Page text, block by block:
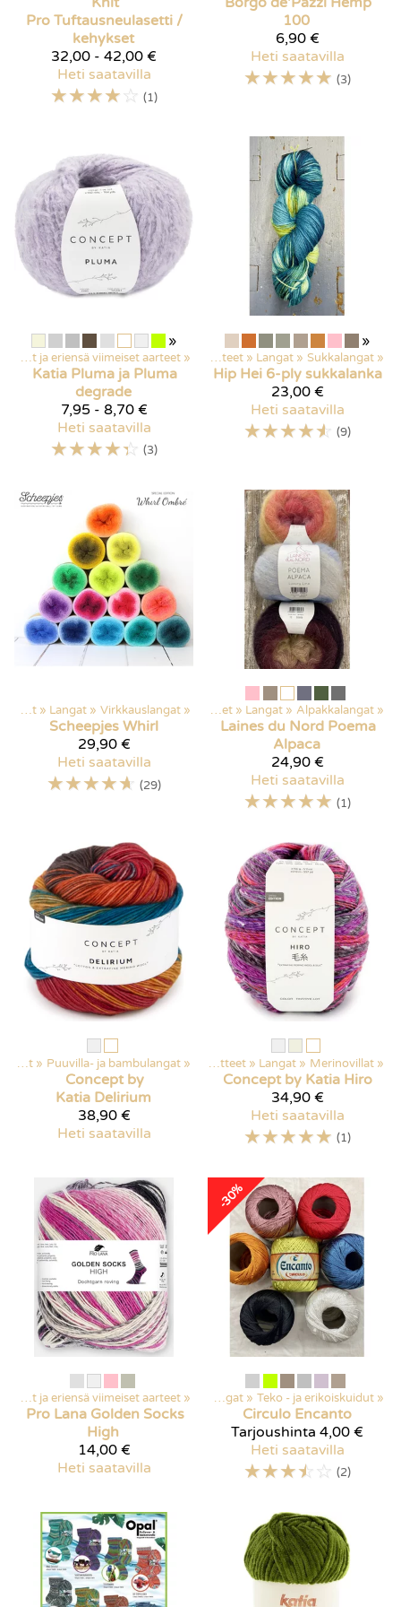
Pro Tuftausneulasetti /
kehykset
32,00 - 42,00 €
Heti saatavilla
☆☆☆☆☆ (1)
100
6,90 €
Heti saatavilla
☆☆☆☆☆ (3)
»
Poistuvat ja eriensä viimeiset aarteet ‪»
Katia Pluma ja Pluma
degrade
7,95 - 8,70 €
Heti saatavilla
☆☆☆☆☆ (3)
»
Kaikki tuotteet ‪» Langat ‪» Sukkalangat ‪»
Hip Hei 6-ply sukkalanka
23,00 €
Heti saatavilla
☆☆☆☆☆ (9)
Kaikki tuotteet ‪» Langat ‪» Virkkauslangat ‪»
Scheepjes Whirl
29,90 €
Heti saatavilla
☆☆☆☆☆ (29)
Kaikki tuotteet ‪» Langat ‪» Alpakkalangat ‪»
Laines du Nord Poema
Alpaca
24,90 €
Heti saatavilla
☆☆☆☆☆ (1)
Langat ‪» Puuvilla- ja bambulangat ‪»
Concept by
Katia Delirium
38,90 €
Heti saatavilla
Kaikki tuotteet ‪» Langat ‪» Merinovillat ‪»
Concept by Katia Hiro
34,90 €
Heti saatavilla
☆☆☆☆☆ (1)
Poistuvat ja eriensä viimeiset aarteet ‪»
Pro Lana Golden Socks
High
14,00 €
Heti saatavilla
-30%
Kaikki tuotteet Langat ‪» Teko - ja erikoiskuidut ‪»
Circulo Encanto
Tarjoushinta 4,00 €
Heti saatavilla
☆☆☆☆ ☆ (2)